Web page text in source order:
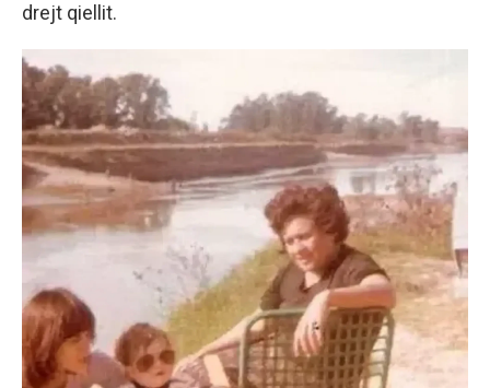
drejt qiellit.